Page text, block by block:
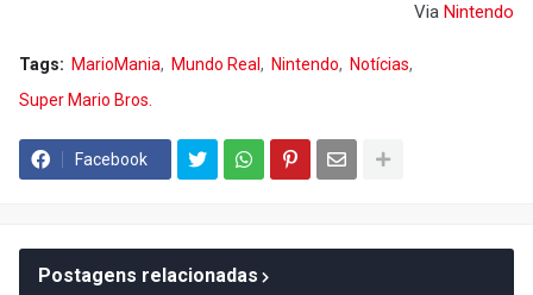
Via Nintendo
Tags: MarioMania Mundo Real Nintendo
Notícias
Super Mario Bros.
Facebook
Postagens relacionadas